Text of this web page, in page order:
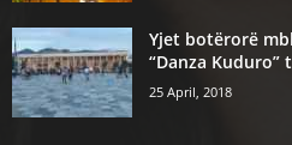
Yjet botërorë
“Danza Kuduro”
25 April, 2018